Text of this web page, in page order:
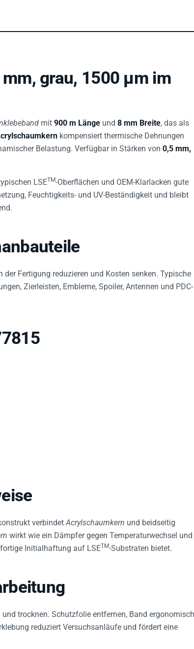
grau, 1500 µm im
mit 900 m Länge und 8 mm Breite , das als
kompensiert thermische Dehnungen
Belastung. Verfügbar in Stärken von 0,5 mm,
LSETM -Oberflächen und OEM-Klarlacken gute
Feuchtigkeits- und UV-Beständigkeit und bleibt
Fertigung reduzieren und Kosten senken. Typische
Zierleisten, Embleme, Spoiler, Antennen und PDC-
verbindet Acrylschaumkern und beidseitig
wirkt wie ein Dämpfer gegen Temperaturwechsel und
Initialhaftung auf LSETM -Substraten bietet.
trocknen. Schutzfolie entfernen, Band ergonomisch
reduziert Versuchsanläufe und fördert eine